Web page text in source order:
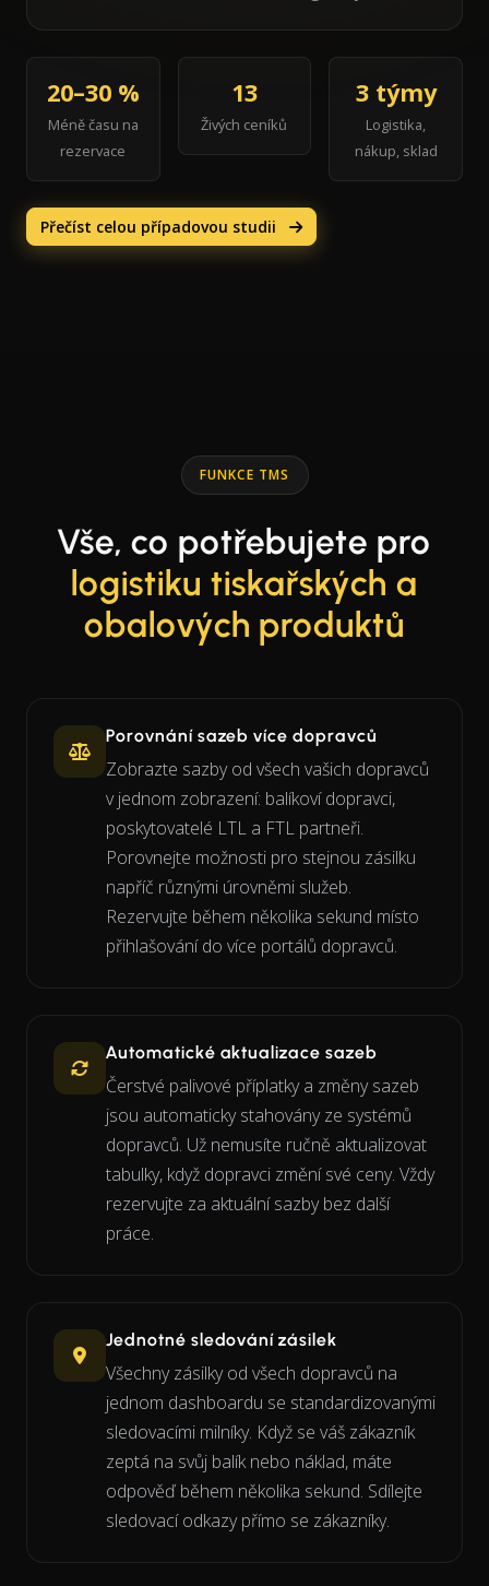
20–30 %
Méně času na
rezervace
13
Živých ceníků
3 týmy
Logistika,
nákup, sklad
Přečíst celou případovou studii
FUNKCE TMS
Vše, co potřebujete pro
logistiku tiskařských a
obalových produktů
Porovnání sazeb více dopravců
Zobrazte sazby od všech vašich dopravců
v jednom zobrazení: balíkoví dopravci,
poskytovatelé LTL a FTL partneři.
Porovnejte možnosti pro stejnou zásilku
napříč různými úrovněmi služeb.
Rezervujte během několika sekund místo
přihlašování do více portálů dopravců.
Automatické aktualizace sazeb
Čerstvé palivové příplatky a změny sazeb
jsou automaticky stahovány ze systémů
dopravců. Už nemusíte ručně aktualizovat
tabulky, když dopravci změní své ceny. Vždy
rezervujte za aktuální sazby bez další
práce.
Jednotné sledování zásilek
Všechny zásilky od všech dopravců na
jednom dashboardu se standardizovanými
sledovacími milníky. Když se váš zákazník
zeptá na svůj balík nebo náklad, máte
odpověď během několika sekund. Sdílejte
sledovací odkazy přímo se zákazníky.